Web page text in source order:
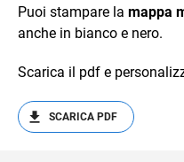
Puoi stampare la mappa
anche in bianco e nero.
Scarica il pdf e
SCARICA PDF